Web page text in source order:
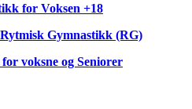
for Voksen +18
Gymnastikk (RG)
voksne og Seniorer